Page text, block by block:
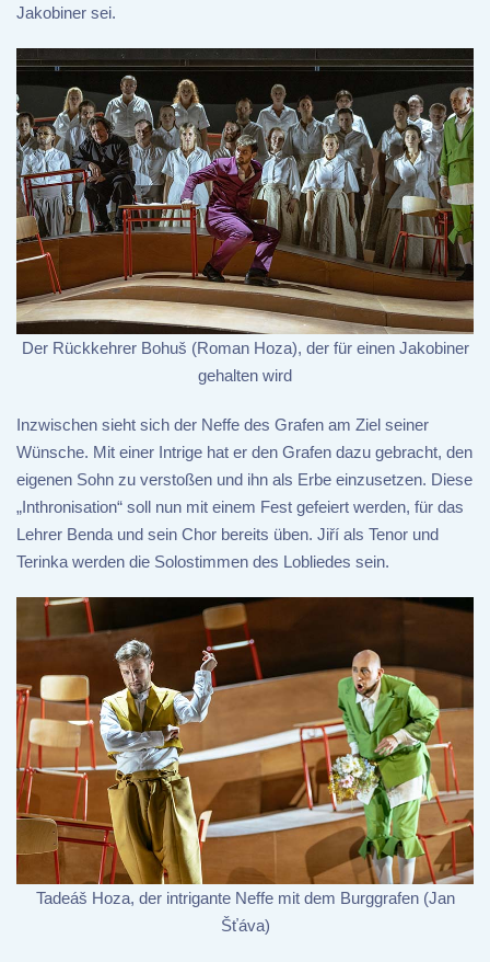
Jakobiner sei.
Der Rückkehrer Bohuš (Roman Hoza), der für einen Jakobiner
gehalten wird
Inzwischen sieht sich der Neffe des Grafen am Ziel seiner
Wünsche. Mit einer Intrige hat er den Grafen dazu gebracht, den
eigenen Sohn zu verstoßen und ihn als Erbe einzusetzen. Diese
„Inthronisation“ soll nun mit einem Fest gefeiert werden, für das
Lehrer Benda und sein Chor bereits üben. Jiří als Tenor und
Terinka werden die Solostimmen des Lobliedes sein.
Tadeáš Hoza, der intrigante Neffe mit dem Burggrafen (Jan
Šťáva)